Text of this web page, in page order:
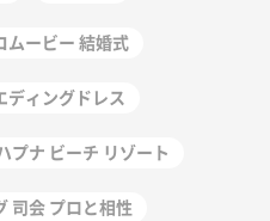
ムービー 結婚式
ディングドレス
プナ ビーチ リゾート
司会 プロと相性